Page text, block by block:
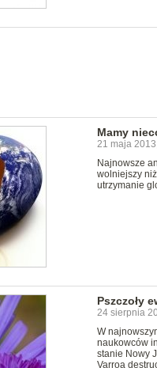
Mamy
21 maja
Najnowsze
wolniejszy
utrzymanie
Pszczoły
24 sierpnia
W
naukowców
stanie Nowy
Varroa